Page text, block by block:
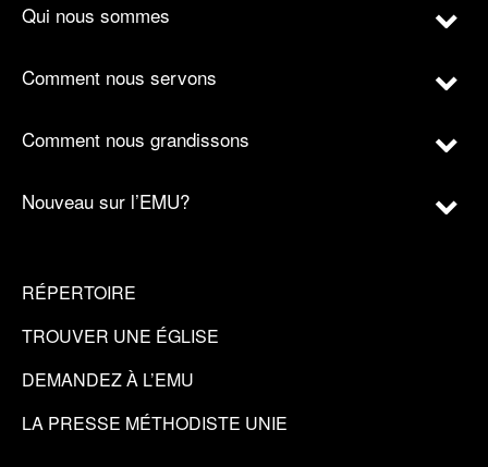
Qui nous sommes
Comment nous servons
Comment nous grandissons
Nouveau sur l’EMU?
RÉPERTOIRE
TROUVER UNE ÉGLISE
DEMANDEZ À L’EMU
LA PRESSE MÉTHODISTE UNIE